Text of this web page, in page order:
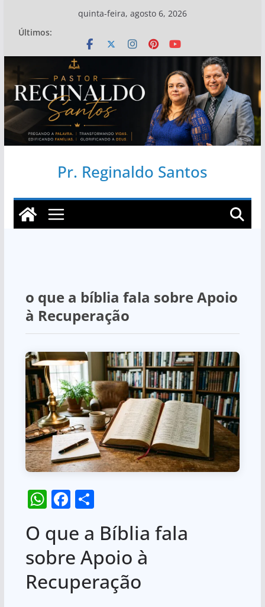
conteúdo
quinta-feira, agosto 6, 2026
Últimos:
Pr. Reginaldo Santos
o que a bíblia fala sobre Apoio
à Recuperação
W
h
at
s
A
p
F
a
c
e
b
o
S
ar
e
O que a Bíblia fala
sobre Apoio à
Recuperação